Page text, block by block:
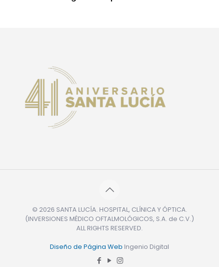
© 2026 SANTA LUCÍA. HOSPITAL, CLÍNICA Y ÓPTICA.
(INVERSIONES MÉDICO OFTALMOLÓGICOS, S.A. de C.V.)
ALL RIGHTS RESERVED.
Diseño de Página Web Ingenio Digital